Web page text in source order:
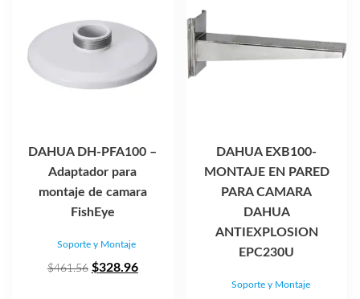
DAHUA DH-PFA100 –
Adaptador para
montaje de camara
FishEye
Soporte y Montaje
$461.56 El
$328.96El
DAHUA EXB100-
MONTAJE EN PARED
PARA CAMARA
DAHUA
ANTIEXPLOSION
EPC230U
Soporte y Montaje